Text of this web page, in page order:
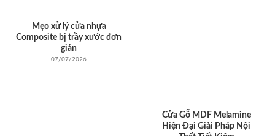
Mẹo xử lý cửa nhựa
Composite bị trầy xước đơn
giản
07/07/2026
Cửa Gỗ MDF Melamine
Hiện Đại Giải Pháp Nội